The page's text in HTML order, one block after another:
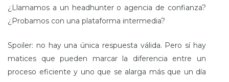
¿Llamamos a un headhunter o agencia de confianza?
¿Probamos con una plataforma intermedia?
Spoiler: no hay una única respuesta válida. Pero sí hay
matices que pueden marcar la diferencia entre un
proceso eficiente y uno que se alarga más que un día